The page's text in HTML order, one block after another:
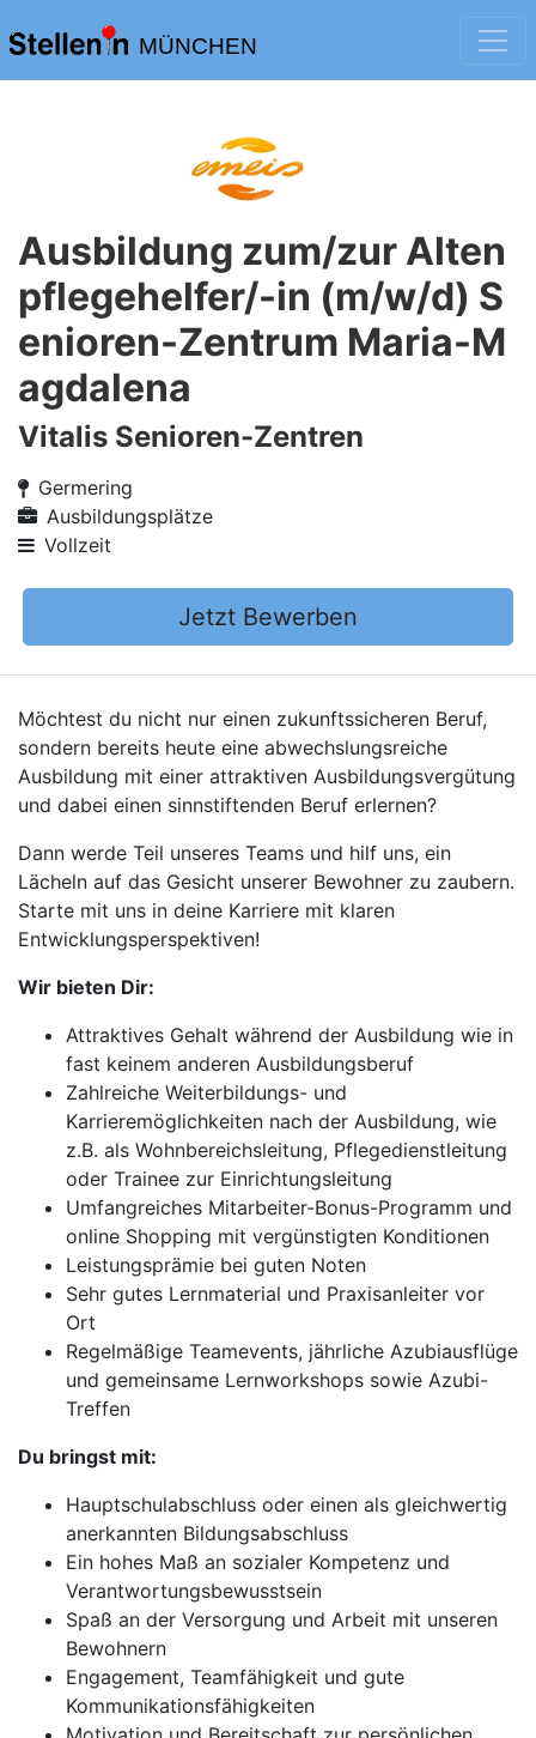
MÜNCHEN
Ausbildung zum/zur Alten
pflegehelfer/-in (m/w/d) S
enioren-Zentrum Maria-M
agdalena
Vitalis Senioren-Zentren
Germering
Ausbildungsplätze
Vollzeit
Jetzt Bewerben
Möchtest du nicht nur einen zukunftssicheren Beruf,
sondern bereits heute eine abwechslungsreiche
Ausbildung mit einer attraktiven Ausbildungsvergütung
und dabei einen sinnstiftenden Beruf erlernen?
Dann werde Teil unseres Teams und hilf uns, ein
Lächeln auf das Gesicht unserer Bewohner zu zaubern.
Starte mit uns in deine Karriere mit klaren
Entwicklungsperspektiven!
Wir bieten Dir:
Attraktives Gehalt während der Ausbildung wie in
fast keinem anderen Ausbildungsberuf
Zahlreiche Weiterbildungs- und
Karrieremöglichkeiten nach der Ausbildung, wie
z.B. als Wohnbereichsleitung, Pflegedienstleitung
oder Trainee zur Einrichtungsleitung
Umfangreiches Mitarbeiter-Bonus-Programm und
online Shopping mit vergünstigten Konditionen
Leistungsprämie bei guten Noten
Sehr gutes Lernmaterial und Praxisanleiter vor
Ort
Regelmäßige Teamevents, jährliche Azubiausflüge
und gemeinsame Lernworkshops sowie Azubi-
Treffen
Du bringst mit:
Hauptschulabschluss oder einen als gleichwertig
anerkannten Bildungsabschluss
Ein hohes Maß an sozialer Kompetenz und
Verantwortungsbewusstsein
Spaß an der Versorgung und Arbeit mit unseren
Bewohnern
Engagement, Teamfähigkeit und gute
Kommunikationsfähigkeiten